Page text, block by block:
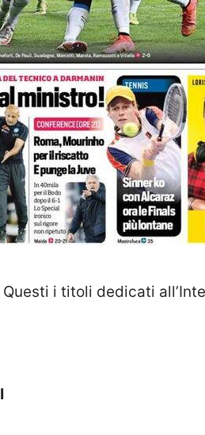
Questi i titoli dedicati